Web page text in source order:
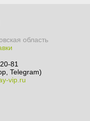
область
81
Telegram)
vip.ru